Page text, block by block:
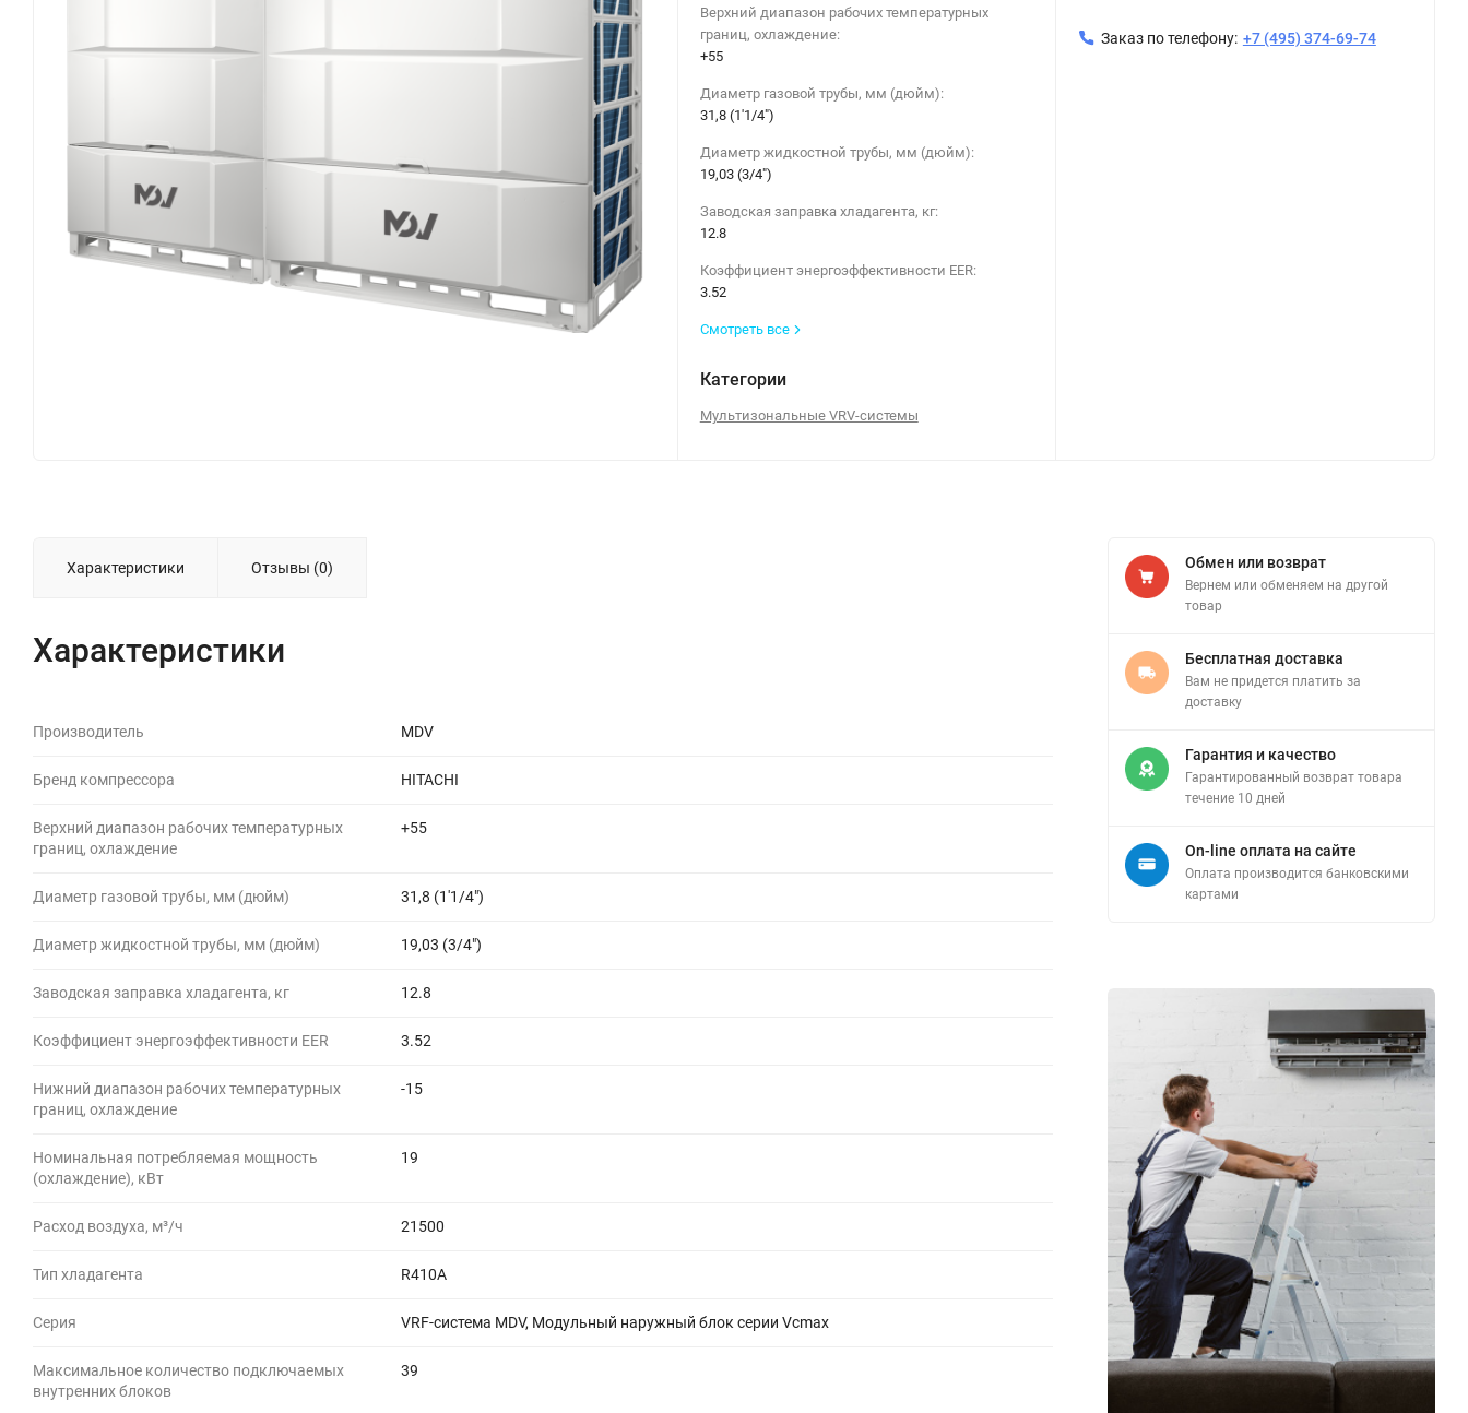
Верхний диапазон рабочих температурных
границ, охлаждение:
+55
Диаметр газовой трубы, мм (дюйм):
31,8 (1'1/4")
Диаметр жидкостной трубы, мм (дюйм):
19,03 (3/4")
Заводская заправка хладагента, кг:
12.8
Коэффициент энергоэффективности EER:
3.52
Смотреть все
Категории
Мультизональные VRV-системы
Заказ по телефону: +7 (495) 374-69-74
Характеристики Отзывы (0)
Характеристики
Производитель MDV
Бренд компрессора HITACHI
Верхний диапазон рабочих температурных
границ, охлаждение
+55
Диаметр газовой трубы, мм (дюйм) 31,8 (1'1/4")
Диаметр жидкостной трубы, мм (дюйм) 19,03 (3/4")
Заводская заправка хладагента, кг 12.8
Коэффициент энергоэффективности EER 3.52
Нижний диапазон рабочих температурных
границ, охлаждение
-15
Номинальная потребляемая мощность
(охлаждение), кВт
19
Расход воздуха, м³/ч 21500
Тип хладагента R410A
Серия VRF-система MDV, Модульный наружный блок серии Vcmax
Максимальное количество подключаемых
внутренних блоков
39
Обмен или возврат
Вернем или обменяем на другой
товар
Бесплатная доставка
Вам не придется платить за
доставку
Гарантия и качество
Гарантированный возврат товара
течение 10 дней
On-line оплата на сайте
Оплата производится банковскими
картами